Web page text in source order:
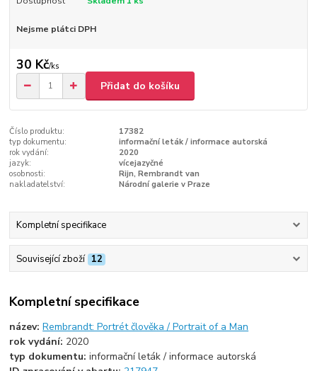
Nejsme plátci DPH
30 Kč/ks
Přidat do košíku
Číslo produktu:
17382
typ dokumentu:
informační leták / informace autorská
rok vydání:
2020
jazyk:
vícejazyčné
osobnosti:
Rijn, Rembrandt van
nakladatelství:
Národní galerie v Praze
Kompletní specifikace
Související zboží 12
Kompletní specifikace
název:Rembrandt: Portrét člověka / Portrait of a Man
rok vydání: 2020
typ dokumentu:informační leták / informace autorská